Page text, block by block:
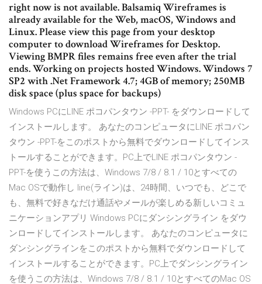
right now is not available. Balsamiq Wireframes is
already available for the Web, macOS, Windows and
Linux. Please view this page from your desktop
computer to download Wireframes for Desktop.
Viewing BMPR files remains free even after the trial
ends. Working on projects hosted Windows. Windows 7
SP2 with .Net Framework 4.7; 4GB of memory; 250MB
disk space (plus space for backups)
Windows PCにLINE ポコパンタウン -PPT- をダウンロードして
インストールします。 あなたのコンピュータにLINE ポコパン
タウン -PPT-をこのポストから無料でダウンロードしてインス
トールすることができます。PC上でLINE ポコパンタウン -
PPT-を使うこの方法は、Windows 7/8 / 8.1 / 10とすべての
Mac OSで動作し line(ライン)は、24時間、いつでも、どこで
も、無料で好きなだけ通話やメールが楽しめる新しいコミュ
ニケーションアプリ Windows PCにダンシングライン をダウ
ンロードしてインストールします。 あなたのコンピュータに
ダンシングラインをこのポストから無料でダウンロードして
インストールすることができます。PC上でダンシングライン
を使うこの方法は、Windows 7/8 / 8.1 / 10とすべてのMac OS